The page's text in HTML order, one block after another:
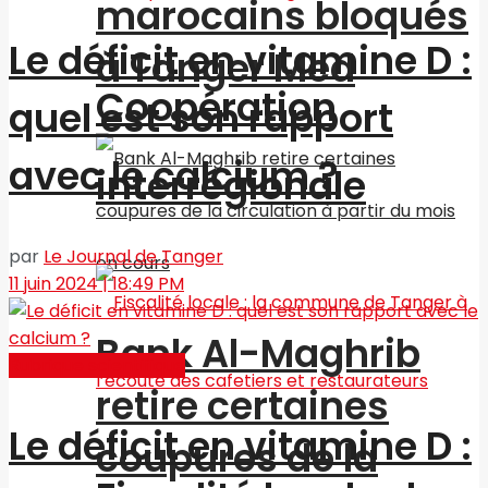
marocains bloqués
à Tanger Med
Bank Al-Maghrib
retire certaines
coupures de la
Coopération
interrégionale
Le déficit en vitamine D :
quel est son rapport
avec le calcium ?
par Le Journal de Tanger
11 juin 2024 | 18:49 PM
Le déficit en vitamine D :